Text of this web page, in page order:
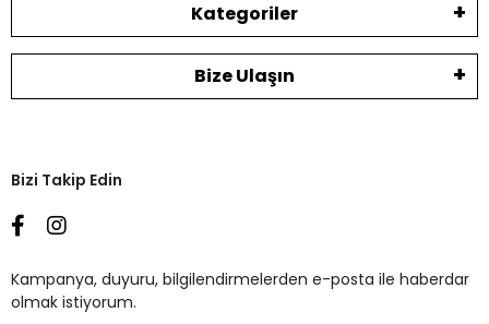
Kategoriler
Bize Ulaşın
Bizi Takip Edin
Kampanya, duyuru, bilgilendirmelerden e-posta ile haberdar
olmak istiyorum.